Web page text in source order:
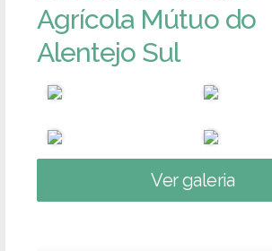
Agrícola Mútuo do
Alentejo Sul
Ver galeria